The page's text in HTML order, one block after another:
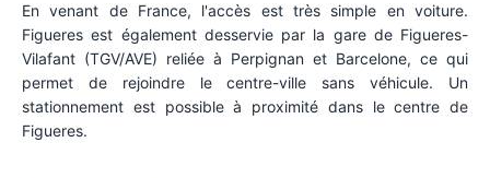
En venant de France, l'accès est très simple en voiture.
Figueres est également desservie par la gare de Figueres-
Vilafant (TGV/AVE) reliée à Perpignan et Barcelone, ce qui
permet de rejoindre le centre-ville sans véhicule. Un
stationnement est possible à proximité dans le centre de
Figueres.